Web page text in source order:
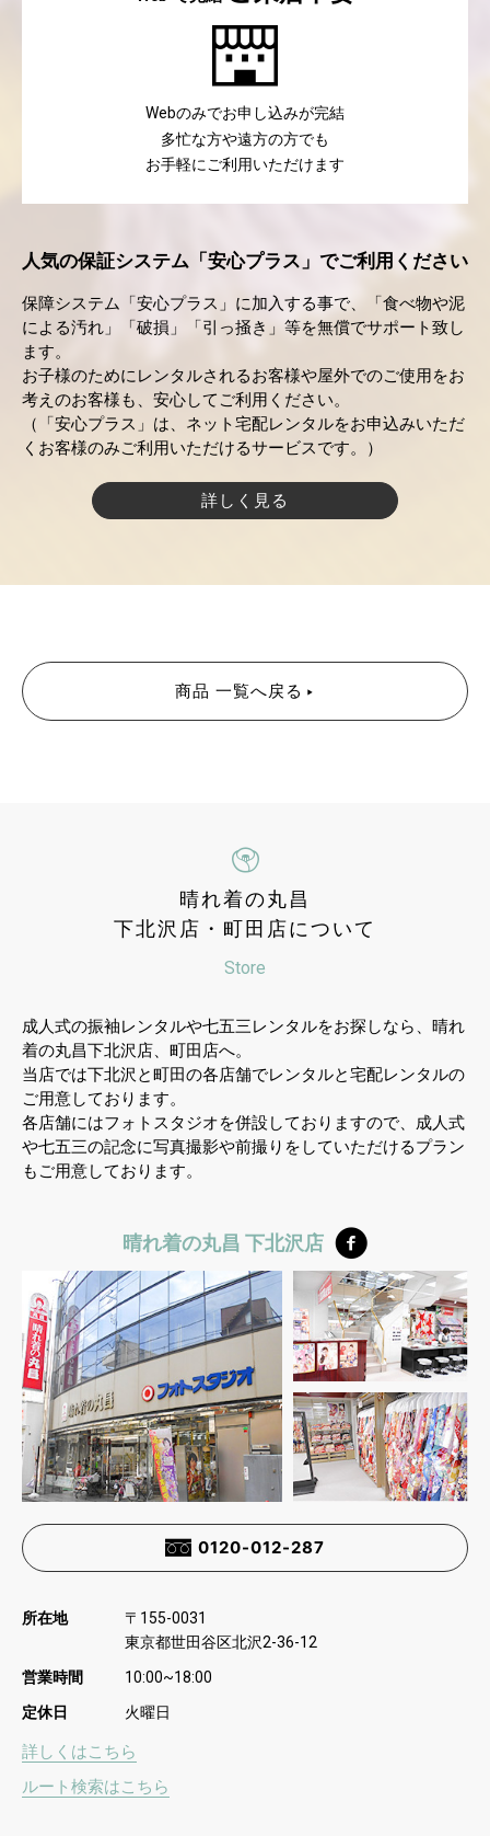
Webのみでお申し込みが完結
多忙な方や遠方の方でも
お手軽にご利用いただけます
人気の保証システム「安心プラス」でご利用ください
保障システム「安心プラス」に加入する事で、「食べ物や泥
による汚れ」「破損」「引っ掻き」等を無償でサポート致し
ます。
お子様のためにレンタルされるお客様や屋外でのご使用をお
考えのお客様も、安心してご利用ください。
（「安心プラス」は、ネット宅配レンタルをお申込みいただ
くお客様のみご利用いただけるサービスです。）
詳しく見る
商品 一覧へ戻る
晴れ着の丸昌
下北沢店・町田店について
Store
成人式の振袖レンタルや七五三レンタルをお探しなら、晴れ
着の丸昌下北沢店、町田店へ。
当店では下北沢と町田の各店舗でレンタルと宅配レンタルの
ご用意しております。
各店舗にはフォトスタジオを併設しておりますので、成人式
や七五三の記念に写真撮影や前撮りをしていただけるプラン
もご用意しております。
晴れ着の丸昌 下北沢店
0120-012-287
所在地 〒 155-0031
東京都世田谷区北沢2-36-12
営業時間 10:00~18:00
定休日 火曜日
詳しくはこちら
ルート検索はこちら